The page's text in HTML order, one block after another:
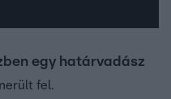
egy határvadász
fel.